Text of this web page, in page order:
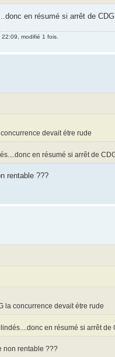
en résumé si arrêt de
modifié 1 fois.
devait étre rude
en résumé si arrêt de
rentable ???
la concurrence devait étre rude
en résumé si arrêt de
non rentable ???